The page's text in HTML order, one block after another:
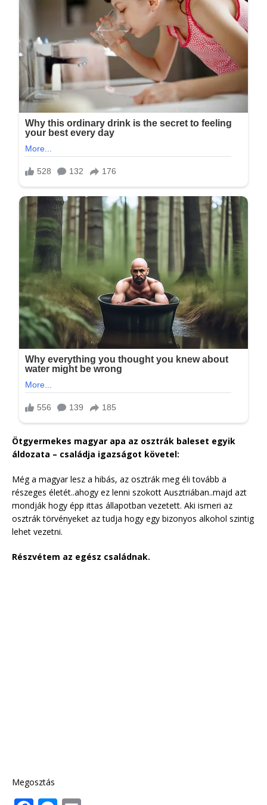
Ötgyermekes magyar apa az osztrák baleset egyik
áldozata – családja igazságot követel:
Még a magyar lesz a hibás, az osztrák meg éli tovább a
részeges életét..ahogy ez lenni szokott Ausztriában..majd azt
mondják hogy épp ittas állapotban vezetett. Aki ismeri az
osztrák törvényeket az tudja hogy egy bizonyos alkohol szintig
lehet vezetni.
Részvétem az egész családnak.
Megosztás